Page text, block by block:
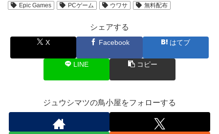
Epic Games PCゲーム ウワサ 無料配布
シェアする
X Facebook はてブ
LINE コピー
ジュウシマツの鳥小屋をフォローする